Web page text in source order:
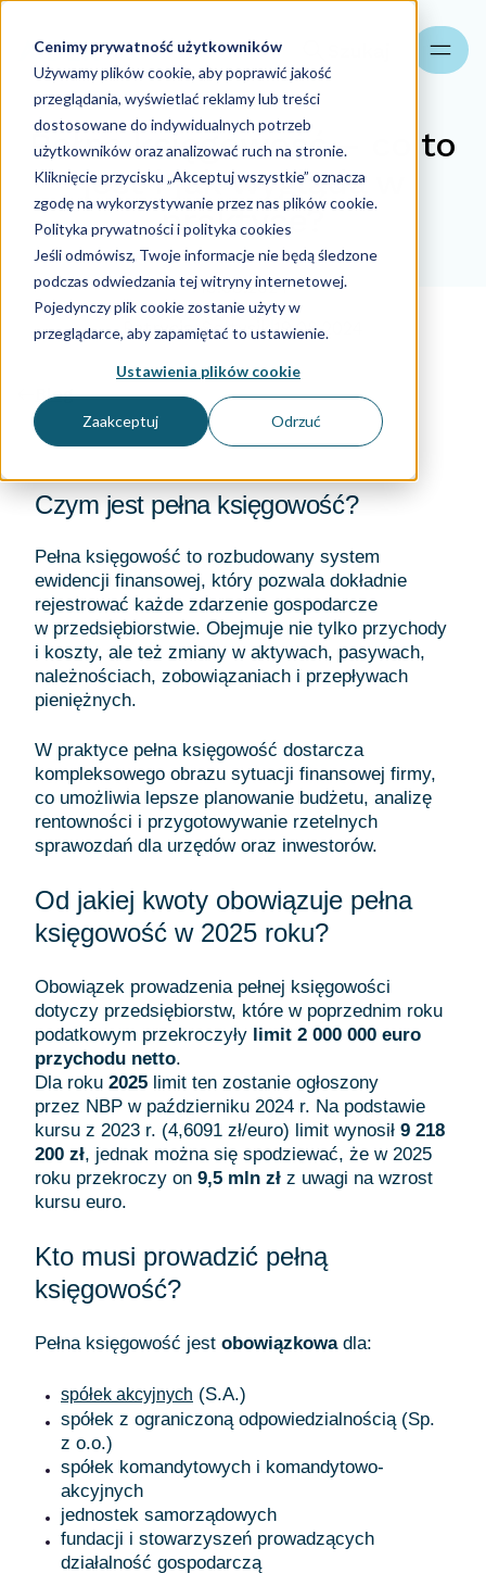
Cenimy prywatność użytkowników
Używamy plików cookie, aby poprawić jakość
przeglądania, wyświetlać reklamy lub treści
dostosowane do indywidualnych potrzeb
użytkowników oraz analizować ruch na stronie.
Kliknięcie przycisku „Akceptuj wszystkie” oznacza
zgodę na wykorzystywanie przez nas plików cookie.
Polityka prywatności i polityka cookies
Jeśli odmówisz, Twoje informacje nie będą śledzone
podczas odwiedzania tej witryny internetowej.
Pojedynczy plik cookie zostanie użyty w
przeglądarce, aby zapamiętać to ustawienie.
Ustawienia plików cookie
Zaakceptuj Odrzuć
Pełna księgowość – co to
jest i jak wygląda w
praktyce?
19.08.2024
Patrycja Sołtysik19.08.2024
Blog
Czym jest pełna księgowość?
Pełna księgowość to rozbudowany system
ewidencji finansowej, który pozwala dokładnie
rejestrować każde zdarzenie gospodarcze
w przedsiębiorstwie. Obejmuje nie tylko przychody
i koszty, ale też zmiany w aktywach, pasywach,
należnościach, zobowiązaniach i przepływach
pieniężnych.
W praktyce pełna księgowość dostarcza
kompleksowego obrazu sytuacji finansowej firmy,
co umożliwia lepsze planowanie budżetu, analizę
rentowności i przygotowywanie rzetelnych
sprawozdań dla urzędów oraz inwestorów.
Od jakiej kwoty obowiązuje pełna
księgowość w 2025 roku?
Obowiązek prowadzenia pełnej księgowości
dotyczy przedsiębiorstw, które w poprzednim roku
podatkowym przekroczyły limit 2 000 000 euro
przychodu netto.
Dla roku 2025 limit ten zostanie ogłoszony
przez NBP w październiku 2024 r. Na podstawie
kursu z 2023 r. (4,6091 zł/euro) limit wynosił 9 218
200 zł, jednak można się spodziewać, że w 2025
roku przekroczy on 9,5 mln zł z uwagi na wzrost
kursu euro.
Kto musi prowadzić pełną
księgowość?
Pełna księgowość jest obowiązkowadla:
spółek akcyjnych (S.A.)
spółek z ograniczoną odpowiedzialnością (Sp.
z o.o.)
spółek komandytowych i komandytowo-
akcyjnych
jednostek samorządowych
fundacji i stowarzyszeń prowadzących
działalność gospodarczą